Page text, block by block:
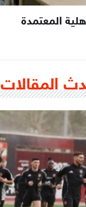
المعتمدة
المقالات